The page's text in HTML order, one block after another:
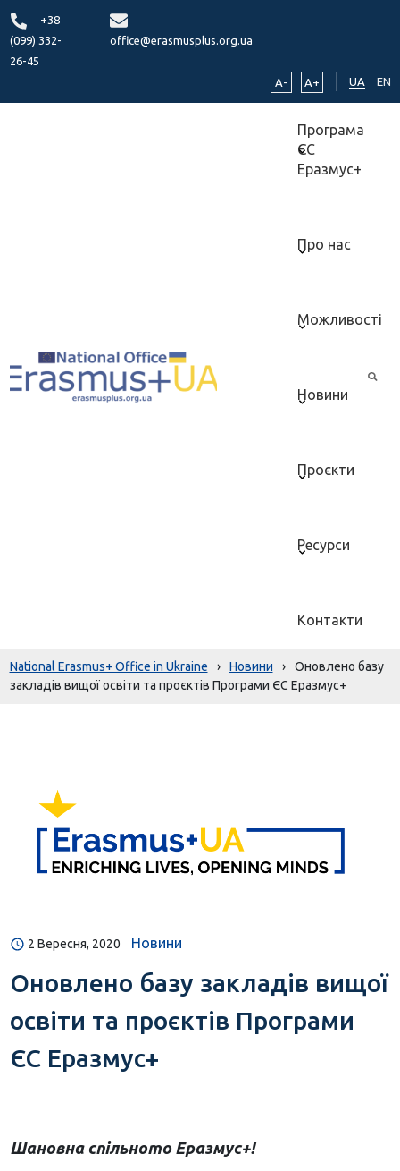
+38
(099) 332-
26-45
office@erasmusplus.org.ua
A- A+ UA EN
Програма
ЄС
Еразмус+
Про нас
Можливості
Новини
Проєкти
Ресурси
Контакти
National Erasmus+ Office in Ukraine › Новини ›
Оновлено базу
закладів вищої освіти та проєктів Програми ЄС Еразмус+
2 Вересня, 2020 Новини
Оновлено базу закладів вищої
освіти та проєктів Програми
ЄС Еразмус+
Шановна спільното Еразмус+!